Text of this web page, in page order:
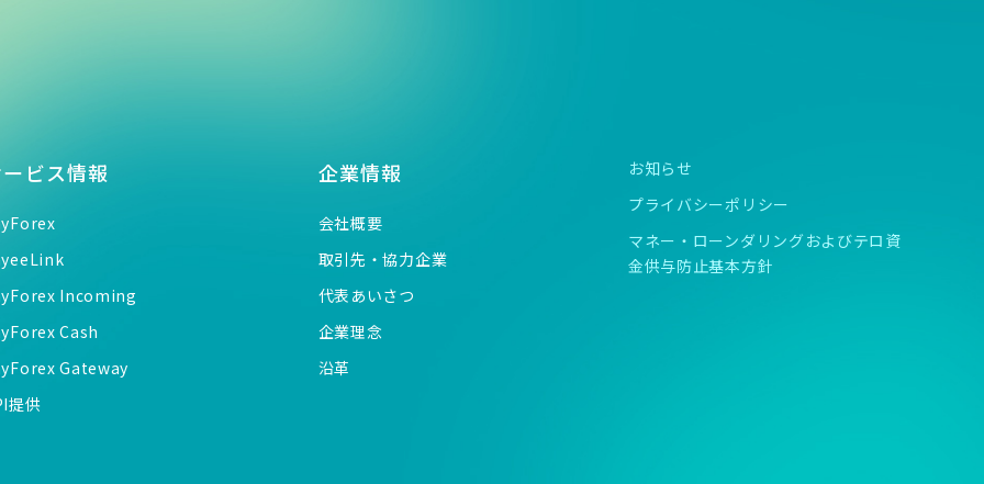
ビス情報
Incoming
Cash
Gateway
提供
企業情報
会社概要
取引先・協力企業
代表あいさつ
企業理念
沿革
お知らせ
プライバシーポリシー
マネー・ローンダリングおよびテロ資
金供与防止基本方針